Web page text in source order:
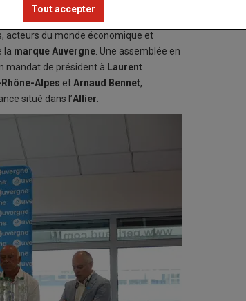
marque Auvergne
acteurs du monde économique et
la marque Auvergne. Une assemblée en
mandat de président à Laurent
Alpes etArnaud Bennet,
situé dans l’Allier.
Tout accepter